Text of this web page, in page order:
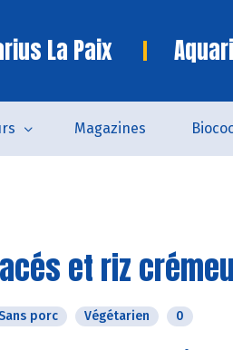
La Paix
Magazines
et riz
porc Végétarien 0